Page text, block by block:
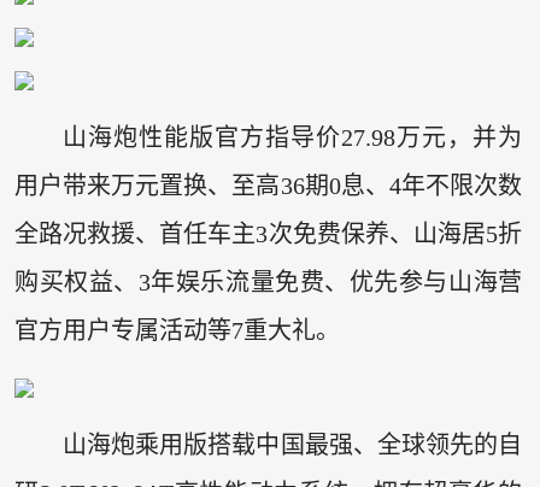
山海炮性能版官方指导价27.98万元，并为
用户带来万元置换、至高36期0息、4年不限次数
全路况救援、首任车主3次免费保养、山海居5折
购买权益、3年娱乐流量免费、优先参与山海营
官方用户专属活动等7重大礼。
山海炮乘用版搭载中国最强、全球领先的自